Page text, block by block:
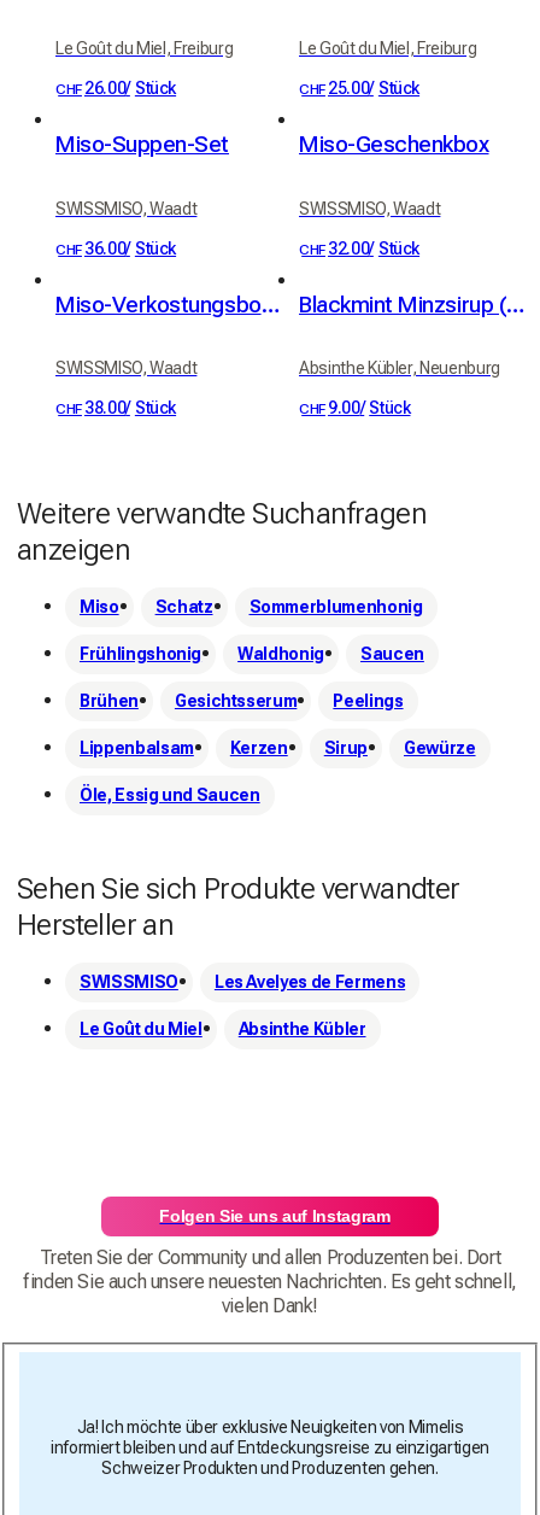
Le Goût du Miel, Freiburg
CHF 26.00/ Stück
Le Goût du Miel, Freiburg
CHF 25.00/ Stück
Miso-Suppen-Set
SWISSMISO, Waadt
CHF 36.00/ Stück
Miso-Geschenkbox
SWISSMISO, Waadt
CHF 32.00/ Stück
Miso-Verkostungsbox – 3 Sorten
SWISSMISO, Waadt
CHF 38.00/ Stück
Blackmint Minzsirup (alkoholfrei) 75cl
Absinthe Kübler, Neuenburg
CHF 9.00/ Stück
Weitere verwandte Suchanfragen
anzeigen
Miso Schatz Sommerblumenhonig
Frühlingshonig Waldhonig Saucen
Brühen Gesichtsserum Peelings
Lippenbalsam Kerzen Sirup Gewürze
Öle, Essig und Saucen
Sehen Sie sich Produkte verwandter
Hersteller an
SWISSMISO Les Avelyes de Fermens
Le Goût du Miel Absinthe Kübler
Folgen Sie uns auf Instagram
Treten Sie der Community und allen Produzenten bei. Dort
finden Sie auch unsere neuesten Nachrichten. Es geht schnell,
vielen Dank!
Ja! Ich möchte über exklusive Neuigkeiten von Mimelis
informiert bleiben und auf Entdeckungsreise zu einzigartigen
Schweizer Produkten und Produzenten gehen.